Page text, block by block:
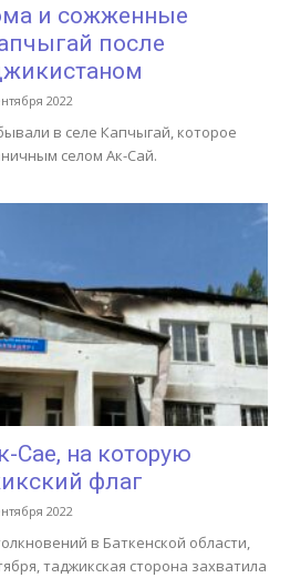
и сожженные
после
2022
в селе Капчыгай, которое
селом Ак-Сай.
Сае, на которую
флаг
2022
в Баткенской области,
таджикская сторона захватила